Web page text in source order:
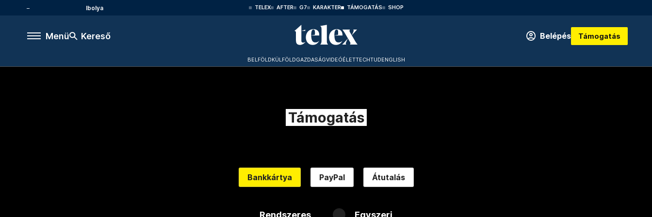
Ibolya TELEX AFTER G7 KARAKTER TÁMOGATÁS SHOP
Menü Kereső Belépés Támogatás
BELFÖLDKÜLFÖLDGAZDASÁGVIDEÓÉLETTECHTUDENGLISH
Támogatás
Bankkártya PayPal Átutalás
Rendszeres Egyszeri